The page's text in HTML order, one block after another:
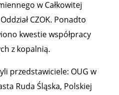
w Całkowitej
CZOK. Ponadto
kwestie współpracy
z kopalnią.
przedstawiciele: OUG w
Ruda Śląska, Polskiej